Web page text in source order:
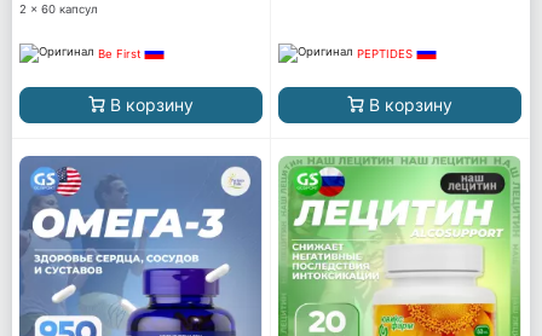
2 x 60 капсул
Be First
В корзину
PEPTIDES
В корзину